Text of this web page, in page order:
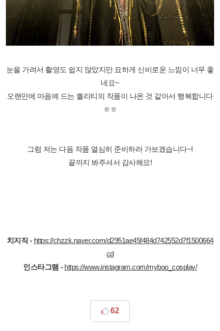
눈을 가려서 촬영도 쉽지 않았지만 묘하게 신비로운 느낌이 너무 좋
네요~
오랜만에 마음에 드는 퀄리티의 작품이 나온 것 같아서 행복합니다
ㅎㅎ
그럼 저는 다음 작품 열심히 준비하러 가보겠습니다~!
끝까지 봐주셔서 감사해요!
치지직 - https://chzzk.naver.com/d2951ae45f484d742552d7f1500664
cd
인스타그램 - https://www.instagram.com/myboo_cosplay/
62